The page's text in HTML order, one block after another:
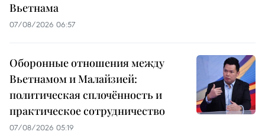
Вьетнама
07/08/2026 06:57
Оборонные отношения между
Вьетнамом и Малайзией:
политическая сплочённость и
практическое сотрудничество
07/08/2026 05:19